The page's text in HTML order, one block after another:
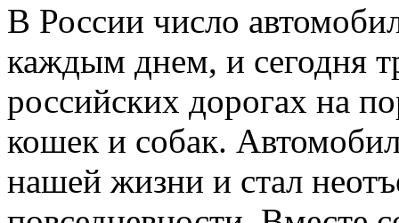
В России число
каждым днем, и сегодня
российских дорогах на
кошек и собак.
нашей жизни и стал